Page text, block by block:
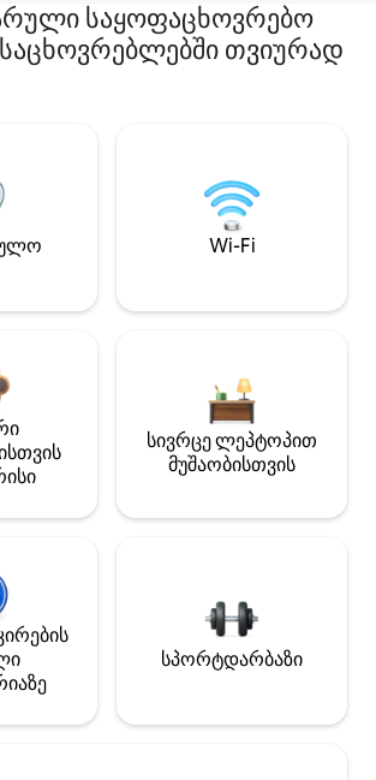
საყოფაცხოვრებო
თვიურად
Wi-Fi
სივრცე ლეპტოპით
მუშაობისთვის
სპორტდარბაზი